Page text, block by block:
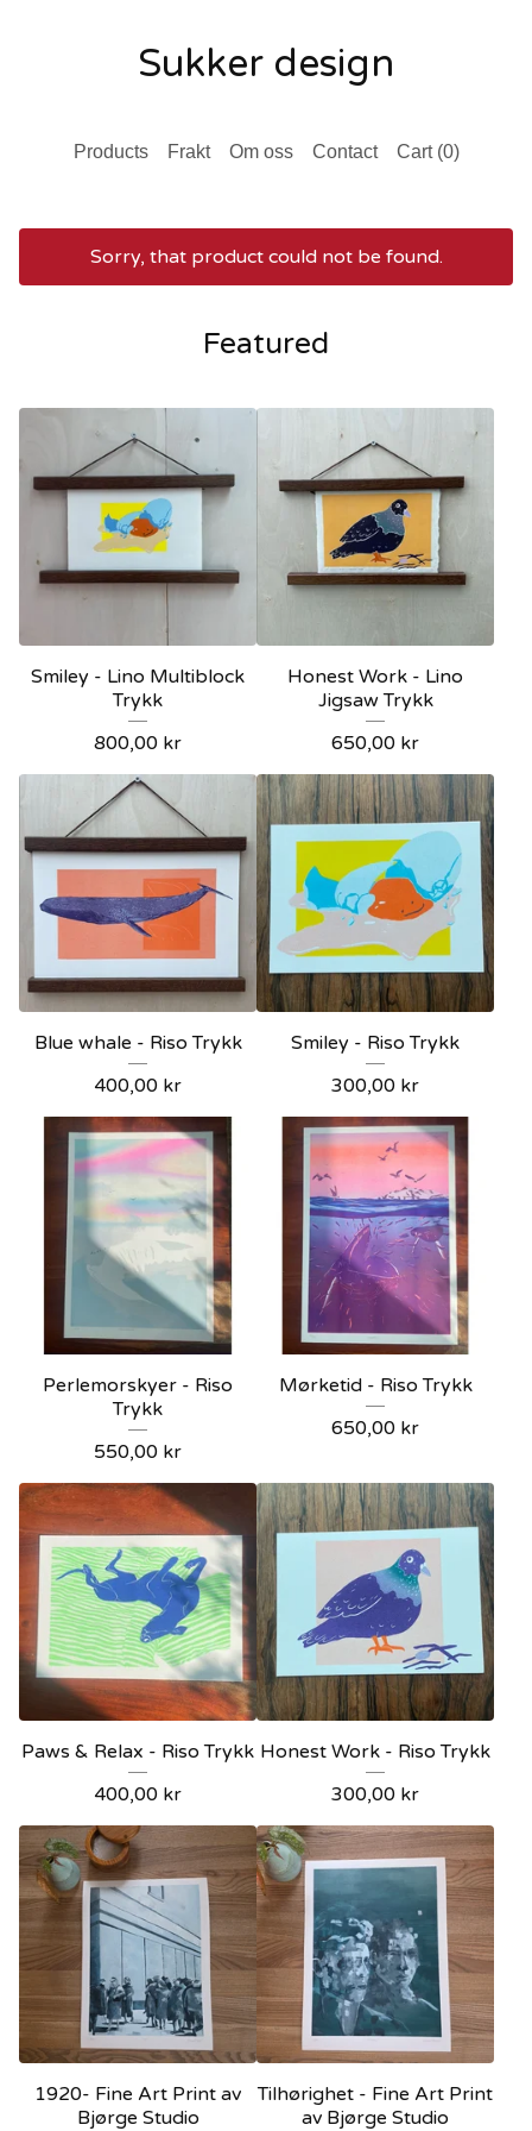
Sukker design
Products Frakt Om oss Contact Cart (0)
Sorry, that product could not be found.
Featured
Smiley - Lino Multiblock
Trykk
800,00 kr
Honest Work - Lino
Jigsaw Trykk
650,00 kr
Blue whale - Riso Trykk
400,00 kr
Smiley - Riso Trykk
300,00 kr
Perlemorskyer - Riso
Trykk
550,00 kr
Mørketid - Riso Trykk
650,00 kr
Paws & Relax - Riso Trykk
400,00 kr
Honest Work - Riso Trykk
300,00 kr
1920- Fine Art Print av
Bjørge Studio
Tilhørighet - Fine Art Print
av Bjørge Studio